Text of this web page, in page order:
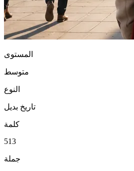
المستوى
متوسط
النوع
تاريخ بديل
كلمة
513
جملة